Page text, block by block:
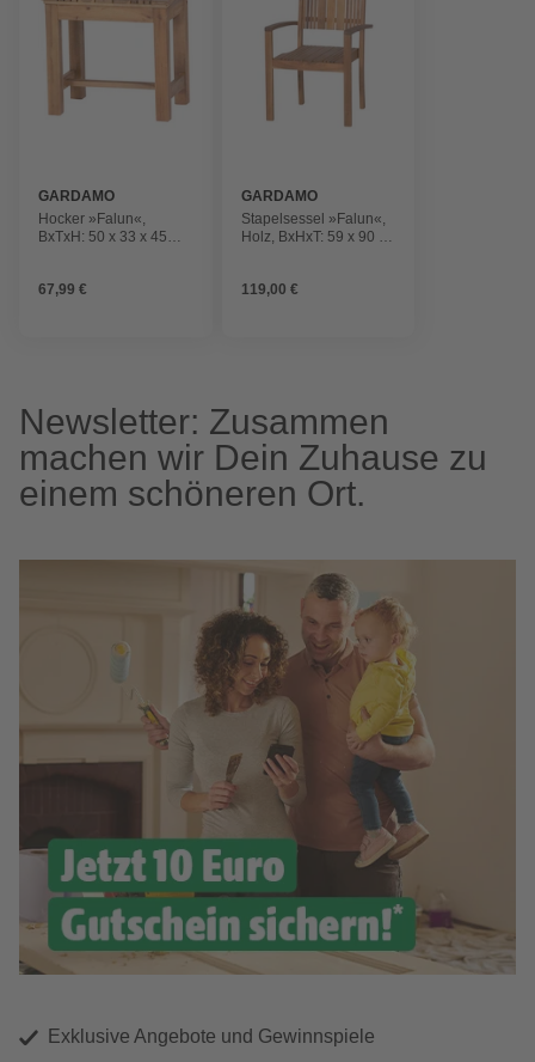
GARDAMO
Hocker »Falun«,
BxTxH: 50 x 33 x 45
67,99 €
GARDAMO
Stapelsessel »Falun«,
Holz, BxHxT: 59 x 90 x
119,00 €
Newsletter: Zusammen
machen wir Dein Zuhause zu
einem schöneren Ort.
Exklusive Angebote und Gewinnspiele